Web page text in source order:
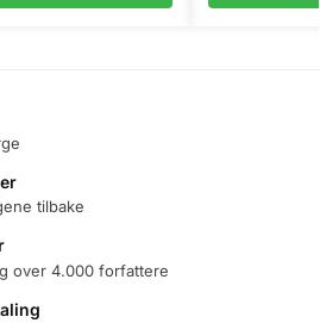
tilbake
over 4.000 forfattere